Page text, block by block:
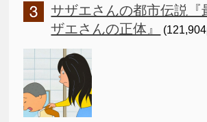
サザエさんの都市伝説『
ザエさんの正体』